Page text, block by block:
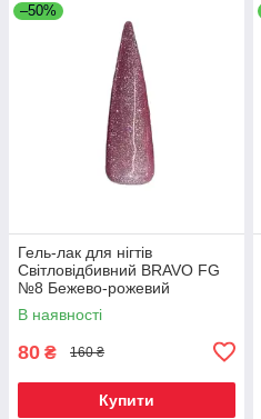
–50%
Гель-лак для нігтів
Світловідбивний BRAVO FG
№8 Бежево-рожевий
В наявності
80 ₴ 160 ₴
Купити